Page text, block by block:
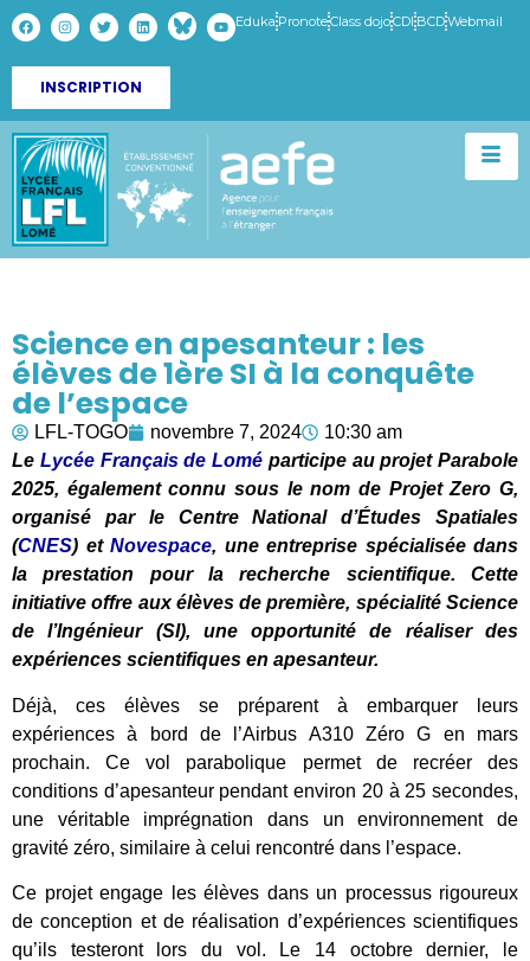
Eduka PronoteClass dojoCDI BCDWebmail
INSCRIPTION
Science en apesanteur : les
élèves de 1ère SI à la conquête
de l’espace
LFL-TOGO novembre 7, 2024
10:30 am
Le Lycée Français de Lomé participe au projet Parabole
2025, également connu sous le nom de Projet Zero G,
organisé par le Centre National d’Études Spatiales
(CNES) et Novespace, une entreprise spécialisée dans
la prestation pour la recherche scientifique. Cette
initiative offre aux élèves de première, spécialité Science
de l’Ingénieur (SI), une opportunité de réaliser des
expériences scientifiques en apesanteur.
Déjà, ces élèves se préparent à embarquer leurs
expériences à bord de l’Airbus A310 Zéro G en mars
prochain. Ce vol parabolique permet de recréer des
conditions d’apesanteur pendant environ 20 à 25 secondes,
une véritable imprégnation dans un environnement de
gravité zéro, similaire à celui rencontré dans l’espace.
Ce projet engage les élèves dans un processus rigoureux
de conception et de réalisation d’expériences scientifiques
qu’ils testeront lors du vol. Le 14 octobre dernier, le